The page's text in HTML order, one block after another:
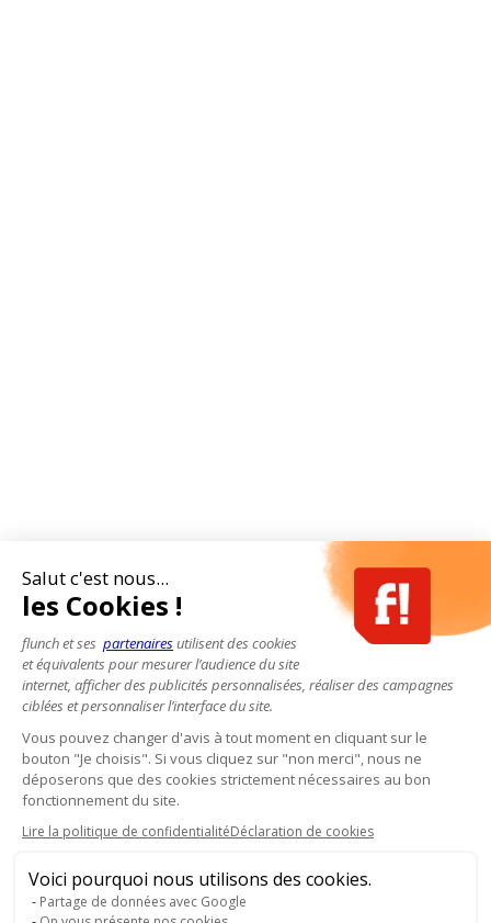
Salut c'est nous...
les Cookies !
flunch et ses partenairesutilisent des cookies
et équivalents pour mesurer l’audience du site
internet, afficher des publicités personnalisées, réaliser des campagnes
ciblées et personnaliser l’interface du site.
Vous pouvez changer d'avis à tout moment en cliquant sur le
bouton "Je choisis". Si vous cliquez sur "non merci", nous ne
déposerons que des cookies strictement nécessaires au bon
fonctionnement du site.
Lire la politique de confidentialitéDéclaration de cookies
Voici pourquoi nous utilisons des cookies.
Partage de données avec Google